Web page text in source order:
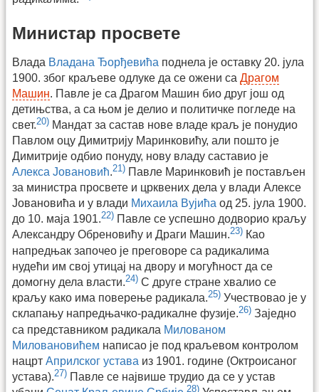
Министар просвете
Влада Владана Ђорђевића поднела је оставку 20. јула
1900. због краљеве одлуке да се ожени са Драгом
Машин. Павле је са Драгом Машин био друг још од
детињства, а са њом је делио и политичке погледе на
свет.20) Мандат за састав нове владе краљ је понудио
Павлом оцу Димитрију Маринковићу, али пошто је
Димитрије одбио понуду, нову владу саставио је
Алекса Јовановић.21) Павле Маринковић је постављен
за министра просвете и црквених дела у влади Алексе
Јовановића и у влади Михаила Вујића од 25. јула 1900.
до 10. маја 1901.22) Павле се успешно додворио краљу
Александру Обреновићу и Драги Машин.23) Као
напредњак започео је преговоре са радикалима
нудећи им свој утицај на двору и могућност да се
домогну дела власти.24) С друге стране хвалио се
краљу како има поверење радикала.25) Учествовао је у
склапању напредњачко-радикалне фузије.26) Заједно
са представником радикала Милованом
Миловановићем написао је под краљевом контролом
нацрт Априлског устава из 1901. године (Октроисаног
устава).27) Павле се највише трудио да се у устав
28)